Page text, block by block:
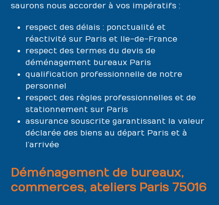
saurons nous accorder à vos impératifs :
respect des délais : ponctualité et
réactivité sur Paris et Ile-de-France
respect des termes du devis de
déménagement bureaux Paris
qualification professionnelle de notre
personnel
respect des règles professionnelles et de
stationnement sur Paris
assurance souscrite garantissant la valeur
déclarée des biens au départ Paris et à
l’arrivée
Déménagement de bureaux,
commerces, ateliers Paris 75016